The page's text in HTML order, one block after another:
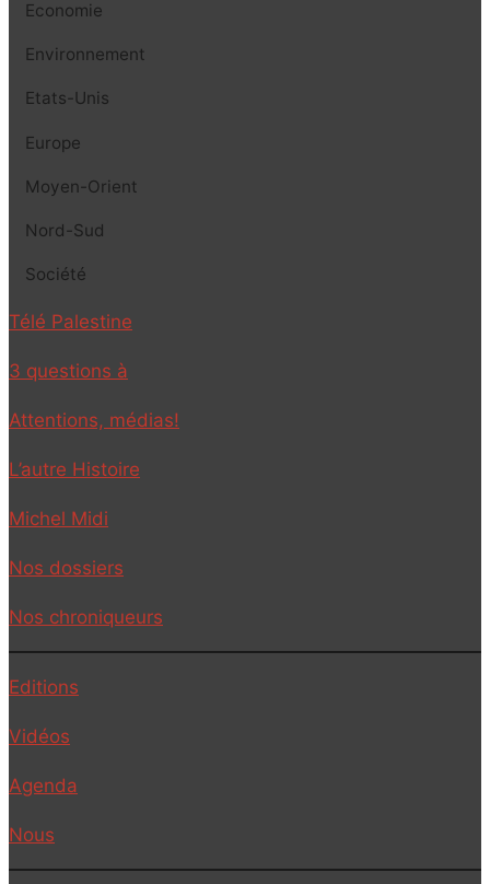
Economie
Environnement
Etats-Unis
Europe
Moyen-Orient
Nord-Sud
Société
Télé Palestine
3 questions à
Attentions, médias!
L’autre Histoire
Michel Midi
Nos dossiers
Nos chroniqueurs
Editions
Vidéos
Agenda
Nous